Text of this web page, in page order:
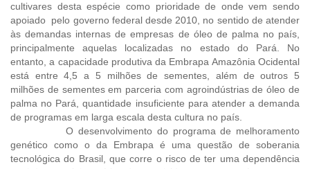
cultivares desta espécie como prioridade de onde vem sendo
apoiado pelo governo federal desde 2010, no sentido de atender
às demandas internas de empresas de óleo de palma no país,
principalmente aquelas localizadas no estado do Pará. No
entanto, a capacidade produtiva da Embrapa Amazônia Ocidental
está entre 4,5 a 5 milhões de sementes, além de outros 5
milhões de sementes em parceria com agroindústrias de óleo de
palma no Pará, quantidade insuficiente para atender a demanda
de programas em larga escala desta cultura no país.
O desenvolvimento do programa de melhoramento
genético como o da Embrapa é uma questão de soberania
tecnológica do Brasil, que corre o risco de ter uma dependência